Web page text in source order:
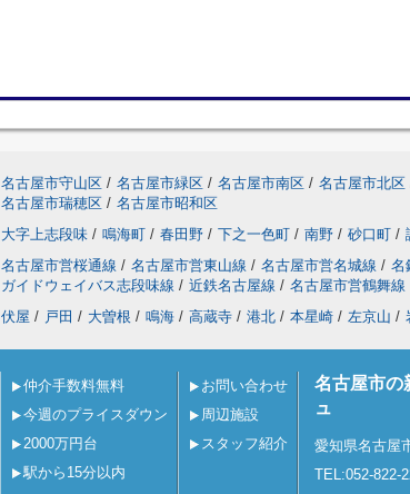
名古屋市守山区 / 名古屋市緑区 / 名古屋市南区 / 名古屋市北区
名古屋市瑞穂区 / 名古屋市昭和区
大字上志段味 / 鳴海町 / 春田野 / 下之一色町 / 南野 / 砂口町 /
名古屋市営桜通線 / 名古屋市営東山線 / 名古屋市営名城線 / 名
ガイドウェイバス志段味線 / 近鉄名古屋線 / 名古屋市営鶴舞線
伏屋 / 戸田 / 大曽根 / 鳴海 / 高蔵寺 / 港北 / 本星崎 / 左京山 /
仲介手数料無料
今週のプライスダウン
2000万円台
駅から15分以内
お問い合わせ
周辺施設
スタッフ紹介
名古屋市の
ュ
愛知県名古屋
TEL:052-822-